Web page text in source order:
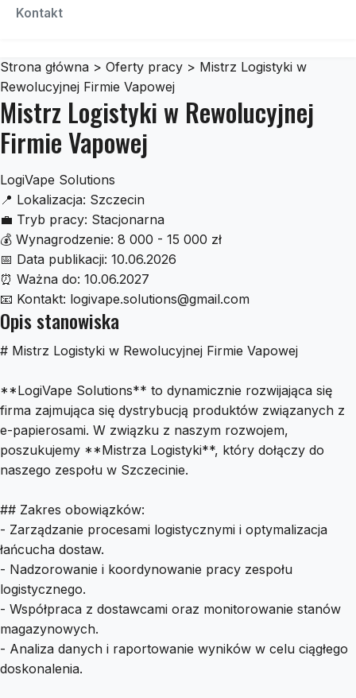
Czescidoauta
Kontakt
Strona główna > Oferty pracy > Mistrz Logistyki w
Rewolucyjnej Firmie Vapowej
Mistrz Logistyki w Rewolucyjnej
Firmie Vapowej
LogiVape Solutions
📍 Lokalizacja: Szczecin
💼 Tryb pracy: Stacjonarna
💰 Wynagrodzenie: 8 000 - 15 000 zł
📅 Data publikacji: 10.06.2026
⏰ Ważna do: 10.06.2027
📧 Kontakt: logivape.solutions@gmail.com
Opis stanowiska
# Mistrz Logistyki w Rewolucyjnej Firmie Vapowej
**LogiVape Solutions** to dynamicznie rozwijająca się
firma zajmująca się dystrybucją produktów związanych z
e-papierosami. W związku z naszym rozwojem,
poszukujemy **Mistrza Logistyki**, który dołączy do
naszego zespołu w Szczecinie.
## Zakres obowiązków:
- Zarządzanie procesami logistycznymi i optymalizacja
łańcucha dostaw.
- Nadzorowanie i koordynowanie pracy zespołu
logistycznego.
- Współpraca z dostawcami oraz monitorowanie stanów
magazynowych.
- Analiza danych i raportowanie wyników w celu ciągłego
doskonalenia.